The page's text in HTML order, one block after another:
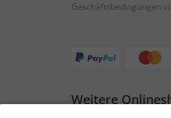
Geschäftsbedingungen
Weitere